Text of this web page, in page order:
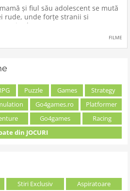
şi fiul său adolescent se mută
rude, unde forţe stranii si
lor.
FILME
Puzzle Games
Strategy
Go4games.ro
Platformer
Go4games
Racing
din JOCURI
Stiri Exclusiv
Aspiratoare